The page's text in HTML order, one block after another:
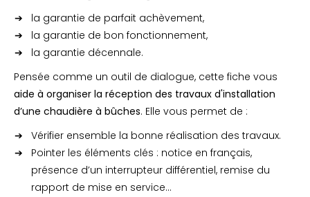
la garantie de parfait achèvement,
la garantie de bon fonctionnement,
la garantie décennale.
Pensée comme un outil de dialogue, cette fiche vous
aide à organiser la réception des travaux d'installation
d’une chaudière à bûches. Elle vous permet de :
Vérifier ensemble la bonne réalisation des travaux.
Pointer les éléments clés : notice en français,
présence d’un interrupteur différentiel, remise du
rapport de mise en service…